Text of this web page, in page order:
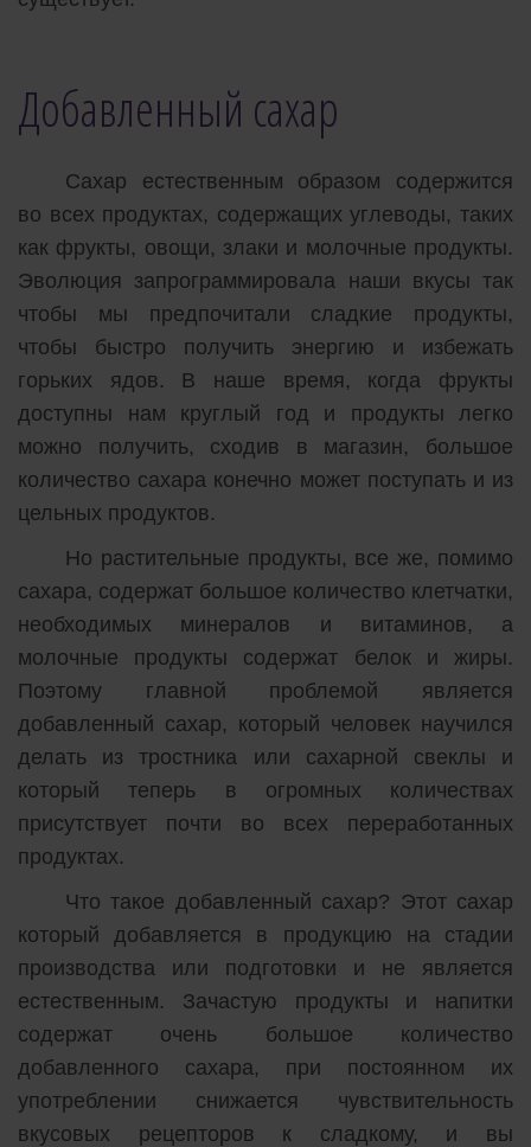
Добавленный сахар
Сахар естественным образом содержится
во всех продуктах, содержащих углеводы, таких
как фрукты, овощи, злаки и молочные продукты.
Эволюция запрограммировала наши вкусы так
чтобы мы предпочитали сладкие продукты,
чтобы быстро получить энергию и избежать
горьких ядов. В наше время, когда фрукты
доступны нам круглый год и продукты легко
можно получить, сходив в магазин, большое
количество сахара конечно может поступать и из
цельных продуктов.
Но растительные продукты, все же, помимо
сахара, содержат большое количество клетчатки,
необходимых минералов и витаминов, а
молочные продукты содержат белок и жиры.
Поэтому главной проблемой является
добавленный сахар, который человек научился
делать из тростника или сахарной свеклы и
который теперь в огромных количествах
присутствует почти во всех переработанных
продуктах.
Что такое добавленный сахар? Этот сахар
который добавляется в продукцию на стадии
производства или подготовки и не является
естественным. Зачастую продукты и напитки
содержат очень большое количество
добавленного сахара, при постоянном их
употреблении снижается чувствительность
вкусовых рецепторов к сладкому, и вы